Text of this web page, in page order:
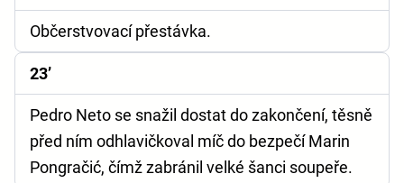
Občerstvovací přestávka.
23’
Pedro Neto se snažil dostat do zakončení, těsně
před ním odhlavičkoval míč do bezpečí Marin
Pongračić, čímž zabránil velké šanci soupeře.